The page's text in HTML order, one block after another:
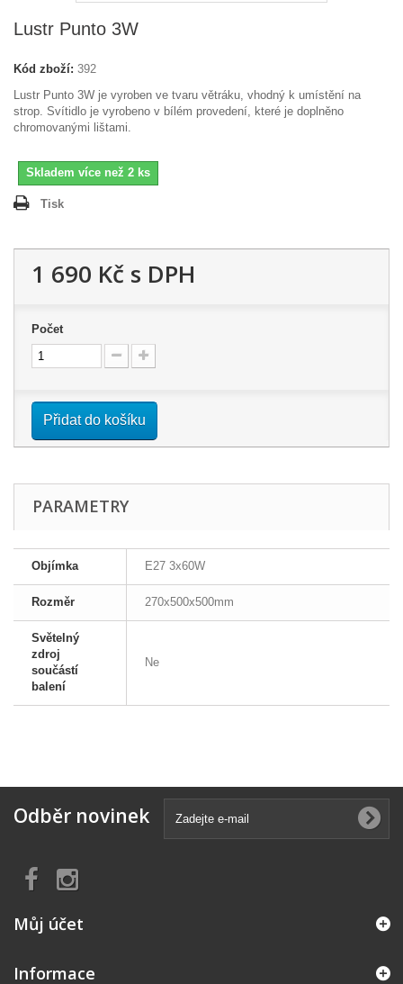
Lustr Punto 3W
Kód zboží: 392
Lustr Punto 3W je vyroben ve tvaru větráku, vhodný k umístění na
strop. Svítidlo je vyrobeno v bílém provedení, které je doplněno
chromovanými lištami.
Skladem více než 2 ks
Tisk
1 690 Kč s DPH
Počet
Přidat do košíku
PARAMETRY
Objímka E27 3x60W
Rozměr 270x500x500mm
Světelný
zdroj
součástí
balení
Ne
Odběr novinek
Můj účet
Informace